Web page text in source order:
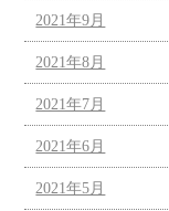
2021年9月
2021年8月
2021年7月
2021年6月
2021年5月